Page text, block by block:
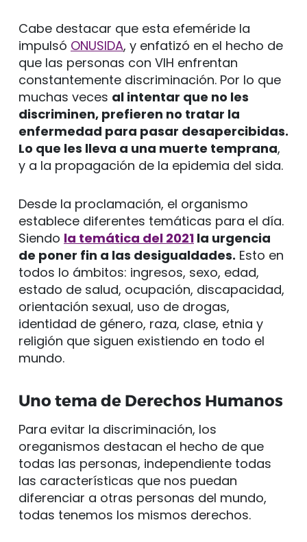
Cabe destacar que esta efeméride la
impulsó ONUSIDA, y enfatizó en el hecho de
que las personas con VIH enfrentan
constantemente discriminación. Por lo que
muchas veces al intentar que no les
discriminen, prefieren no tratar la
enfermedad para pasar desapercibidas.
Lo que les lleva a una muerte temprana,
y a la propagación de la epidemia del sida.
Desde la proclamación, el organismo
establece diferentes temáticas para el día.
Siendo la temática del 2021 la urgencia
de poner fin a las desigualdades. Esto en
todos lo ámbitos: ingresos, sexo, edad,
estado de salud, ocupación, discapacidad,
orientación sexual, uso de drogas,
identidad de género, raza, clase, etnia y
religión que siguen existiendo en todo el
mundo.
Uno tema de Derechos Humanos
Para evitar la discriminación, los
oreganismos destacan el hecho de que
todas las personas, independiente todas
las características que nos puedan
diferenciar a otras personas del mundo,
todas tenemos los mismos derechos.